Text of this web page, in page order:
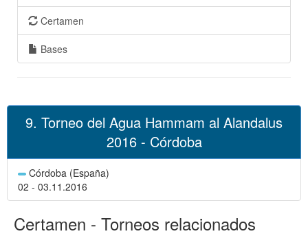
Certamen
Bases
9. Torneo del Agua Hammam al Alandalus
2016 - Córdoba
Córdoba (España)
02 - 03.11.2016
Certamen - Torneos relacionados